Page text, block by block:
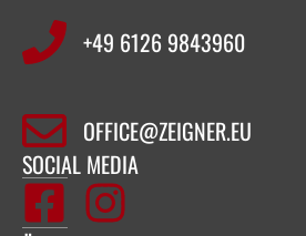
+49 6126 9843960‬
OFFICE@ZEIGNER.EU
SOCIAL MEDIA